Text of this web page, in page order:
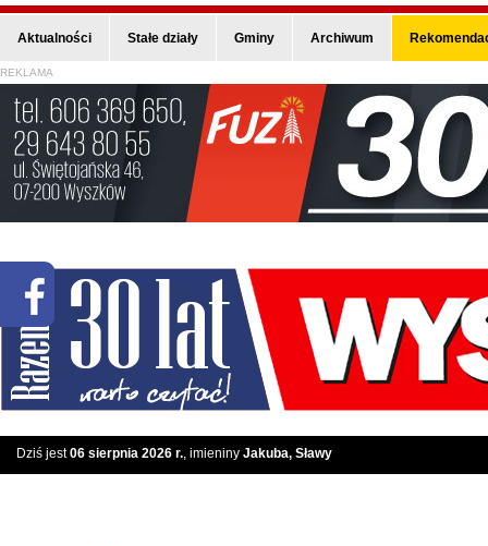
Aktualności Stałe działy Gminy Archiwum
REKLAMA
Dziś jest06 sierpnia 2026 r., imieniny Jakuba, Sławy